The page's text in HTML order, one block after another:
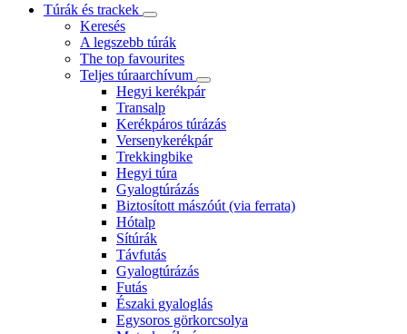
Túrák és trackek
Keresés
A legszebb túrák
The top favourites
Teljes túraarchívum
Hegyi kerékpár
Transalp
Kerékpáros túrázás
Versenykerékpár
Trekkingbike
Hegyi túra
Gyalogtúrázás
Biztosított mászóút (via ferrata)
Hótalp
Sítúrák
Távfutás
Gyalogtúrázás
Futás
Északi gyaloglás
Egysoros görkorcsolya